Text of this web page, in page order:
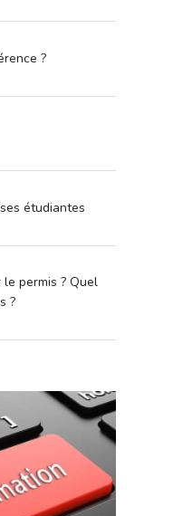
?
étudiantes
permis ? Quel
?